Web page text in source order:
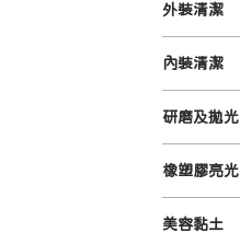
外裝清潔
內裝清潔
研磨及拋光
橡塑膠亮光
美容黏土